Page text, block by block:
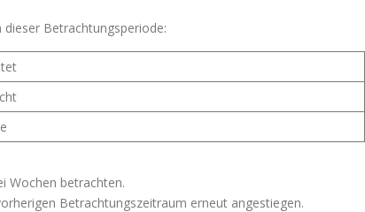
Betrachtungsperiode:
Wochen betrachten.
Betrachtungszeitraum erneut angestiegen.